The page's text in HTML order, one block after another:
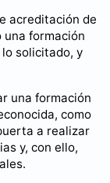
acreditación de
una formación
solicitado, y
una formación
como
a realizar
y, con ello,